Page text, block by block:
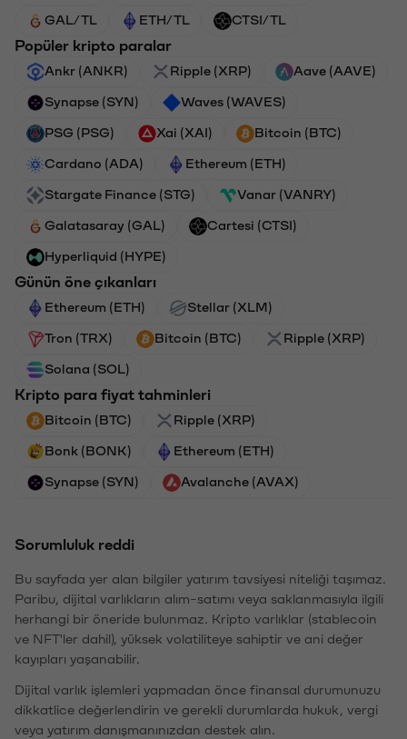
GAL/TL ETH/TL CTSI/TL
Popüler kripto paralar
Ankr (ANKR) Ripple (XRP) Aave (AAVE)
Synapse (SYN) Waves (WAVES)
PSG (PSG) Xai (XAI) Bitcoin (BTC)
Cardano (ADA) Ethereum (ETH)
Stargate Finance (STG) Vanar (VANRY)
Galatasaray (GAL) Cartesi (CTSI)
Hyperliquid (HYPE)
Günün öne çıkanları
Ethereum (ETH) Stellar (XLM)
Tron (TRX) Bitcoin (BTC) Ripple (XRP)
Solana (SOL)
Kripto para fiyat tahminleri
Bitcoin (BTC) Ripple (XRP)
Bonk (BONK) Ethereum (ETH)
Synapse (SYN) Avalanche (AVAX)
Sorumluluk reddi
Bu sayfada yer alan bilgiler yatırım tavsiyesi niteliği taşımaz.
Paribu, dijital varlıkların alım-satımı veya saklanmasıyla ilgili
herhangi bir öneride bulunmaz. Kripto varlıklar (stablecoin
ve NFT'ler dahil), yüksek volatiliteye sahiptir ve ani değer
kayıpları yaşanabilir.
Dijital varlık işlemleri yapmadan önce finansal durumunuzu
dikkatlice değerlendirin ve gerekli durumlarda hukuk, vergi
veya yatırım danışmanınızdan destek alın.